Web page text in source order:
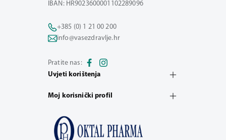
IBAN: HR9023600001102289096
+385 (0) 1 21 00 200
info@vasezdravlje.hr
Pratite nas:
Uvjeti korištenja
Moj korisnički profil